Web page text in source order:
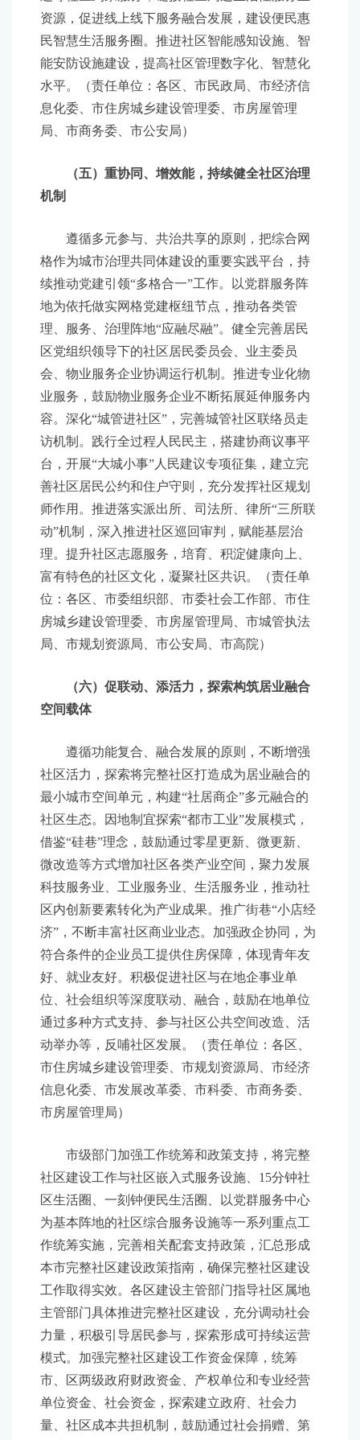
资源，促进线上线下服务融合发展，建设便民惠
民智慧生活服务圈。推进社区智能感知设施、智
能安防设施建设，提高社区管理数字化、智慧化
水平。（责任单位：各区、市民政局、市经济信
息化委、市住房城乡建设管理委、市房屋管理
局、市商务委、市公安局）
（五）重协同、增效能，持续健全社区治理
机制
遵循多元参与、共治共享的原则，把综合网
格作为城市治理共同体建设的重要实践平台，持
续推动党建引领“多格合一”工作。以党群服务阵
地为依托做实网格党建枢纽节点，推动各类管
理、服务、治理阵地“应融尽融”。健全完善居民
区党组织领导下的社区居民委员会、业主委员
会、物业服务企业协调运行机制。推进专业化物
业服务，鼓励物业服务企业不断拓展延伸服务内
容。深化“城管进社区”，完善城管社区联络员走
访机制。践行全过程人民民主，搭建协商议事平
台，开展“大城小事”人民建议专项征集，建立完
善社区居民公约和住户守则，充分发挥社区规划
师作用。推进落实派出所、司法所、律所“三所联
动”机制，深入推进社区巡回审判，赋能基层治
理。提升社区志愿服务，培育、积淀健康向上、
富有特色的社区文化，凝聚社区共识。（责任单
位：各区、市委组织部、市委社会工作部、市住
房城乡建设管理委、市房屋管理局、市城管执法
局、市规划资源局、市公安局、市高院）
（六）促联动、添活力，探索构筑居业融合
空间载体
遵循功能复合、融合发展的原则，不断增强
社区活力，探索将完整社区打造成为居业融合的
最小城市空间单元，构建“社居商企”多元融合的
社区生态。因地制宜探索“都市工业”发展模式，
借鉴“硅巷”理念，鼓励通过零星更新、微更新、
微改造等方式增加社区各类产业空间，聚力发展
科技服务业、工业服务业、生活服务业，推动社
区内创新要素转化为产业成果。推广街巷“小店经
济”，不断丰富社区商业业态。加强政企协同，为
符合条件的企业员工提供住房保障，体现青年友
好、就业友好。积极促进社区与在地企事业单
位、社会组织等深度联动、融合，鼓励在地单位
通过多种方式支持、参与社区公共空间改造、活
动举办等，反哺社区发展。（责任单位：各区、
市住房城乡建设管理委、市规划资源局、市经济
信息化委、市发展改革委、市科委、市商务委、
市房屋管理局）
市级部门加强工作统筹和政策支持，将完整
社区建设工作与社区嵌入式服务设施、15分钟社
区生活圈、一刻钟便民生活圈、以党群服务中心
为基本阵地的社区综合服务设施等一系列重点工
作统筹实施，完善相关配套支持政策，汇总形成
本市完整社区建设政策指南，确保完整社区建设
工作取得实效。各区建设主管部门指导社区属地
主管部门具体推进完整社区建设，充分调动社会
力量，积极引导居民参与，探索形成可持续运营
模式。加强完整社区建设工作资金保障，统筹
市、区两级政府财政资金、产权单位和专业经营
单位资金、社会资金，探索建立政府、社会力
量、社区成本共担机制，鼓励通过社会捐赠、第